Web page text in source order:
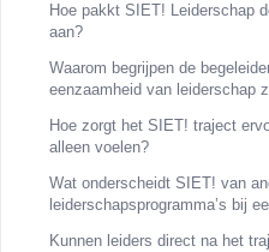
Hoe pakkt SIET! Leiderschap
aan?
Waarom begrijpen de
eenzaamheid van leiderschap
Hoe zorgt het SIET! traject
alleen voelen?
Wat onderscheidt SIET! van
leiderschapsprogramma’s bij
Kunnen leiders direct na het